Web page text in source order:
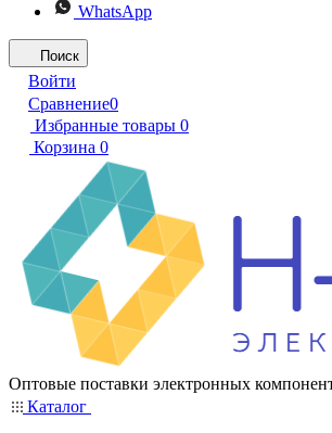
WhatsApp
Поиск
Войти
Сравнение0
Избранные товары 0
Корзина 0
Оптовые поставки электронных
Каталог